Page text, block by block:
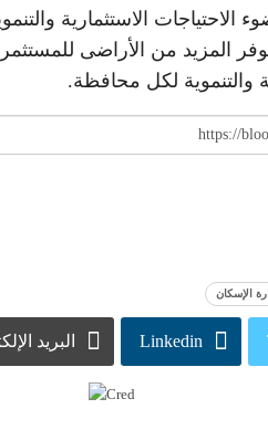
الاحتياجات الاستثمارية
المزيد من الأراضى
والتنموية لكل محافظة.
الإسكان
Linkedin البريد